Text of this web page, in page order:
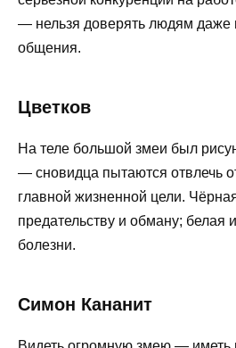
— нельзя доверять людям даже
общения.
Цветков
На теле большой змеи был
— сновидца пытаются отвлечь
главной жизненной цели.
предательству и обману; белая
болезни.
Симон Кананит